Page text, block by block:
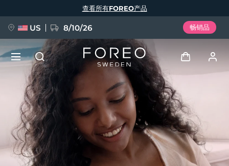
查看所有FOREO产品
US 8/10/26 畅销品
用户信息
我的设备
新品
FAQ™ Pure Beauty-Tech Elixir
BREAKING NEWS
语言
English Deutsch
Español
Français
Italiano
Português